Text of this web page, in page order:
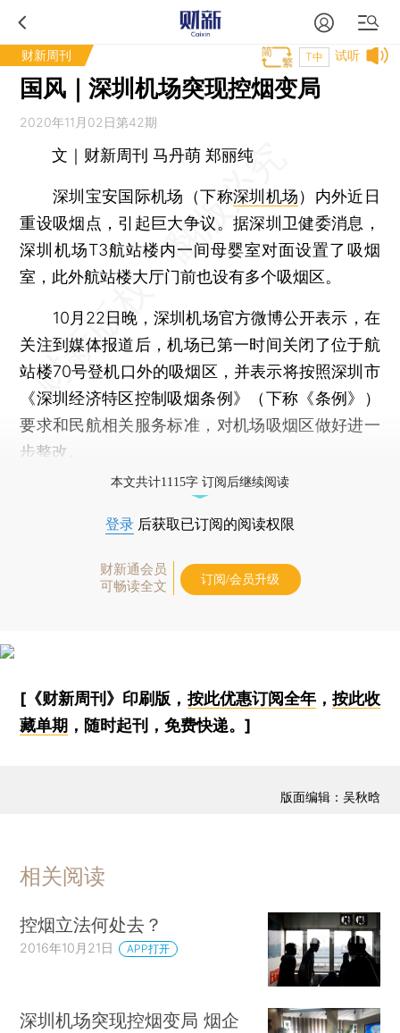
财新周刊 试听
T中
国风｜深圳机场突现控烟变局
2020年11月02日第42期
文｜财新周刊 马丹萌 郑丽纯
深圳宝安国际机场（下称深圳机场）内外近日
重设吸烟点，引起巨大争议。据深圳卫健委消息，
深圳机场T3航站楼内一间母婴室对面设置了吸烟
室，此外航站楼大厅门前也设有多个吸烟区。
10月22日晚，深圳机场官方微博公开表示，在
关注到媒体报道后，机场已第一时间关闭了位于航
站楼70号登机口外的吸烟区，并表示将按照深圳市
《深圳经济特区控制吸烟条例》（下称《条例》）
要求和民航相关服务标准，对机场吸烟区做好进一
步整改。
本文共计1115字 订阅后继续阅读
登录 后获取已订阅的阅读权限
财新通会员
可畅读全文
订阅/会员升级
[《财新周刊》印刷版， 按此优惠订阅全年， 按此收
藏单期 ，随时起刊，免费快递。]
版面编辑：吴秋晗
相关阅读
控烟立法何处去？
2016年10月21日 APP打开
深圳机场突现控烟变局 烟企